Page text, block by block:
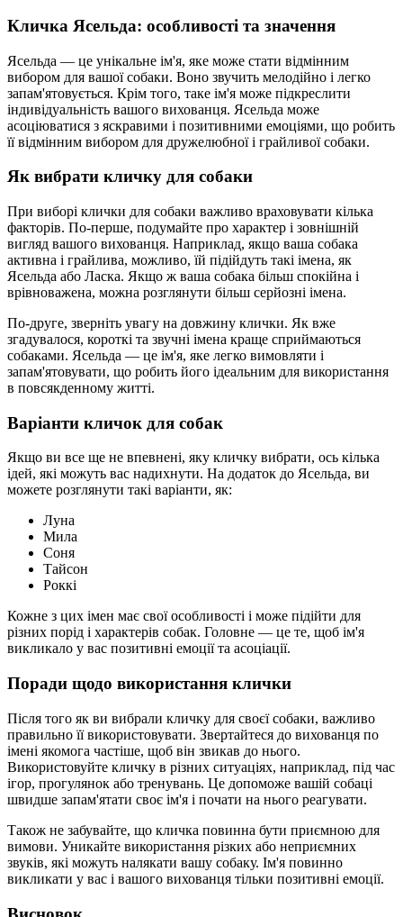
Кличка Ясельда: особливості та значення
Ясельда — це унікальне ім'я, яке може стати відмінним
вибором для вашої собаки. Воно звучить мелодійно і легко
запам'ятовується. Крім того, таке ім'я може підкреслити
індивідуальність вашого вихованця. Ясельда може
асоціюватися з яскравими і позитивними емоціями, що робить
її відмінним вибором для дружелюбної і грайливої собаки.
Як вибрати кличку для собаки
При виборі клички для собаки важливо враховувати кілька
факторів. По-перше, подумайте про характер і зовнішній
вигляд вашого вихованця. Наприклад, якщо ваша собака
активна і грайлива, можливо, їй підійдуть такі імена, як
Ясельда або Ласка. Якщо ж ваша собака більш спокійна і
врівноважена, можна розглянути більш серйозні імена.
По-друге, зверніть увагу на довжину клички. Як вже
згадувалося, короткі та звучні імена краще сприймаються
собаками. Ясельда — це ім'я, яке легко вимовляти і
запам'ятовувати, що робить його ідеальним для використання
в повсякденному житті.
Варіанти кличок для собак
Якщо ви все ще не впевнені, яку кличку вибрати, ось кілька
ідей, які можуть вас надихнути. На додаток до Ясельда, ви
можете розглянути такі варіанти, як:
Луна
Мила
Соня
Тайсон
Роккі
Кожне з цих імен має свої особливості і може підійти для
різних порід і характерів собак. Головне — це те, щоб ім'я
викликало у вас позитивні емоції та асоціації.
Поради щодо використання клички
Після того як ви вибрали кличку для своєї собаки, важливо
правильно її використовувати. Звертайтеся до вихованця по
імені якомога частіше, щоб він звикав до нього.
Використовуйте кличку в різних ситуаціях, наприклад, під час
ігор, прогулянок або тренувань. Це допоможе вашій собаці
швидше запам'ятати своє ім'я і почати на нього реагувати.
Також не забувайте, що кличка повинна бути приємною для
вимови. Уникайте використання різких або неприємних
звуків, які можуть налякати вашу собаку. Ім'я повинно
викликати у вас і вашого вихованця тільки позитивні емоції.